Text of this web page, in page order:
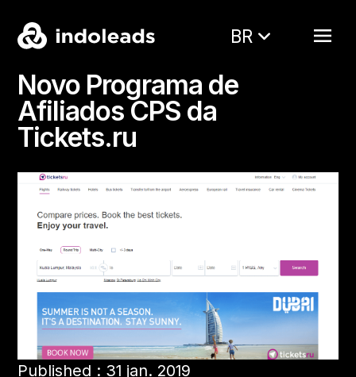
BR
Novo Programa de
Afiliados CPS da
Tickets.ru
Published : 31 jan. 2019